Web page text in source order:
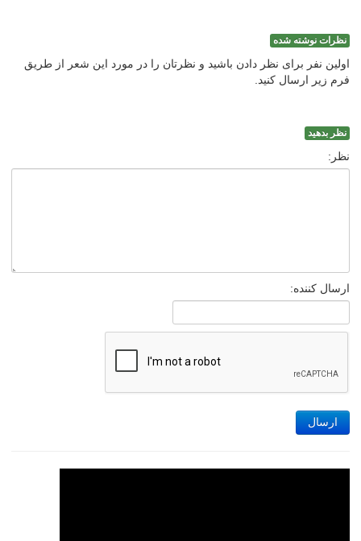
نظرات نوشته شده
اولین نفر برای نظر دادن باشید و نظرتان را در مورد این شعر از طریق
فرم زیر ارسال کنید.
نظر بدهید
نظر:
ارسال کننده:
ارسال